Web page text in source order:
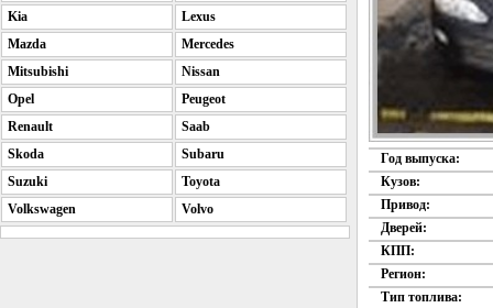
Год выпуска:
Кузов:
Привод:
Дверей:
КПП:
Регион:
Тип топлива:
Kia
Lexus
Mazda
Mercedes
Mitsubishi
Nissan
Opel
Peugeot
Renault
Saab
Skoda
Subaru
Suzuki
Toyota
Volkswagen
Volvo